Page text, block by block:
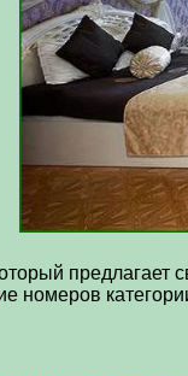
номеров